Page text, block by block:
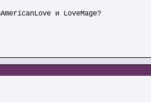
и LoveMage?